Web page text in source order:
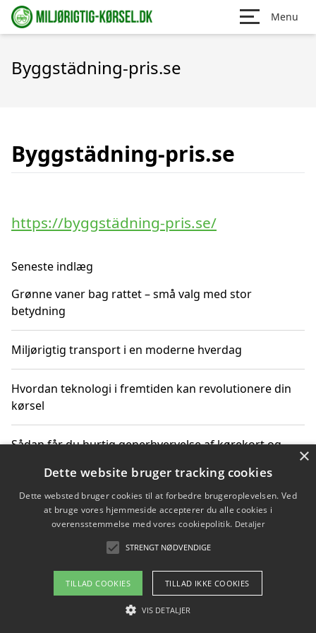
Menu
Byggstädning-pris.se
Byggstädning-pris.se
https://byggstädning-pris.se/
Seneste indlæg
Grønne vaner bag rattet – små valg med stor
betydning
Miljørigtig transport i en moderne hverdag
Hvordan teknologi i fremtiden kan revolutionere din
kørsel
Sådan får du hurtig generhvervelse af kørekort og
Sådan lærer du miljørigtig kørsel hos en køreskole i
Gentofte
Copyright 2026 - Pilanto Aps
Om / kontakt
×
Dette website bruger tracking cookies
Dette websted bruger cookies til at forbedre brugeroplevelsen. Ved
at bruge vores hjemmeside accepterer du alle cookies i
overensstemmelse med vores cookiepolitik. Detaljer
STRENGT NØDVENDIGE
TILLAD COOKIES TILLAD IKKE COOKIES
VIS DETALJER